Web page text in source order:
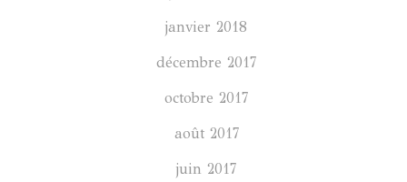
janvier 2018
décembre 2017
octobre 2017
août 2017
juin 2017